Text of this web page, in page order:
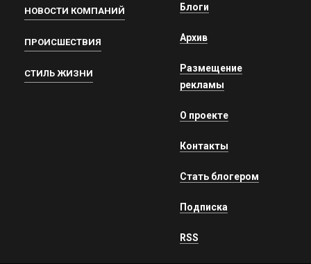
НОВОСТИ КОМПАНИЙ
ПРОИСШЕСТВИЯ
СТИЛЬ ЖИЗНИ
Блоги
Архив
Размещение
рекламы
О проекте
Контакты
Стать блогером
Подписка
RSS